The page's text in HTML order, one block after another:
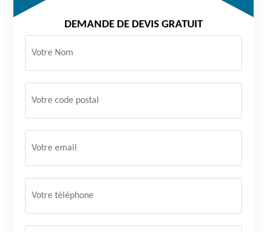
DEMANDE DE DEVIS GRATUIT